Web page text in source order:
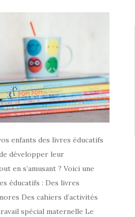
enfants des livres éducatifs
développer leur
en s’amusant ? Voici une
éducatifs : Des livres
Des cahiers d’activités
spécial maternelle Le